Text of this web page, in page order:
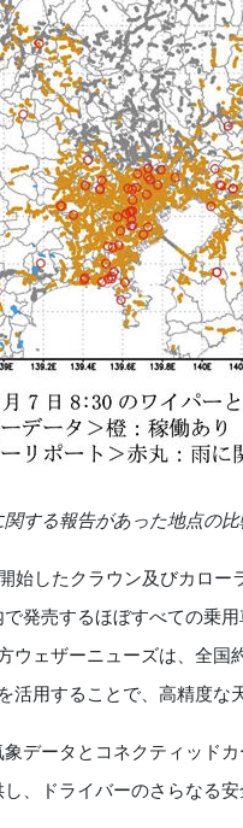
する報告があった地点の
始したクラウン及びカロー
発売するほぼすべての乗
ウェザーニューズは、全国
活用することで、高精度な
データとコネクティッド
、ドライバーのさらなる安